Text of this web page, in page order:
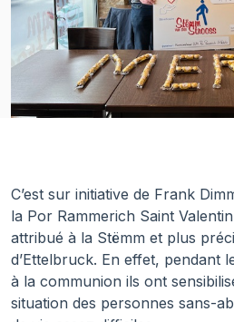
C’est sur initiative de Frank
la Por Rammerich Saint
attribué à la Stëmm et plus
d’Ettelbruck. En effet, pendant
à la communion ils ont
situation des personnes sans-